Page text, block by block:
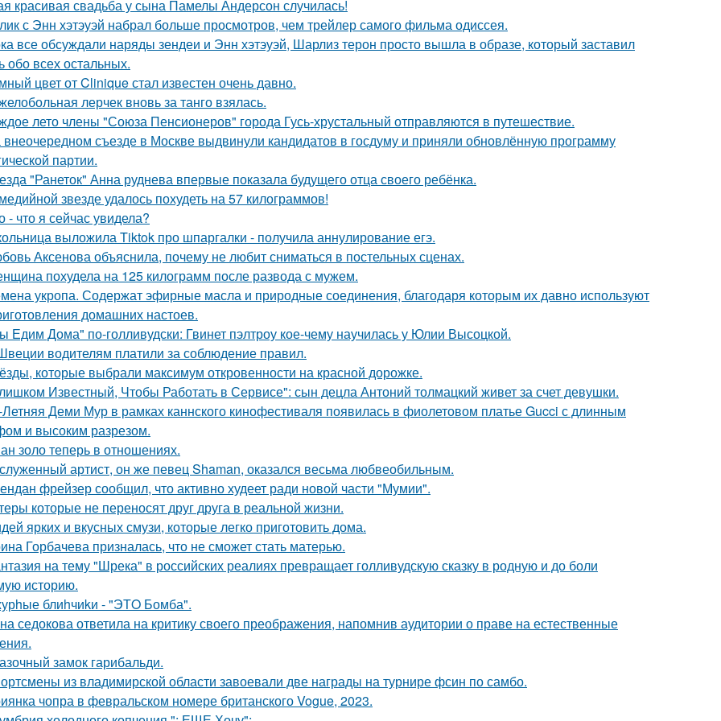
красивая свадьба у сына Памелы Андерсон случилась!
с Энн хэтэуэй набрал больше просмотров, чем трейлер самого фильма одиссея.
все обсуждали наряды зендеи и Энн хэтэуэй, Шарлиз терон просто вышла в образе, который заставил
обо всех остальных.
цвет от Clinique стал известен очень давно.
лерчек вновь за танго взялась.
лето члены "Союза Пенсионеров" города Гусь-хрустальный отправляются в путешествие.
съезде в Москве выдвинули кандидатов в госдуму и приняли обновлённую программу
партии.
"Ранеток" Анна руднева впервые показала будущего отца своего ребёнка.
звезде удалось похудеть на 57 килограммов!
- что я сейчас увидела?
выложила Tiktok про шпаргалки - получила аннулирование егэ.
Аксенова объяснила, почему не любит сниматься в постельных сценах.
похудела на 125 килограмм после развода с мужем.
укропа. Содержат эфирные масла и природные соединения, благодаря которым их давно используют
домашних настоев.
Едим Дома" по-голливудски: Гвинет пэлтроу кое-чему научилась у Юлии Высоцкой.
водителям платили за соблюдение правил.
которые выбрали максимум откровенности на красной дорожке.
Известный, Чтобы Работать в Сервисе": сын децла Антоний толмацкий живет за счет девушки.
Деми Мур в рамках каннского кинофестиваля появилась в фиолетовом платье Gucci с длинным
и высоким разрезом.
золо теперь в отношениях.
артист, он же певец Shaman, оказался весьма любвеобильным.
фрейзер сообщил, что активно худеет ради новой части "Мумии".
которые не переносят друг друга в реальной жизни.
ярких и вкусных смузи, которые легко приготовить дома.
Горбачева призналась, что не сможет стать матерью.
на тему "Шрека" в российских реалиях превращает голливудскую сказку в родную и до боли
историю.
блиhчиkи - "ЭТO Бомба".
седокова ответила на критику своего преображения, напомнив аудитории о праве на естественные
замок гарибальди.
из владимирской области завоевали две награды на турнире фсин по самбо.
чопра в февральском номере британского Vogue, 2023.